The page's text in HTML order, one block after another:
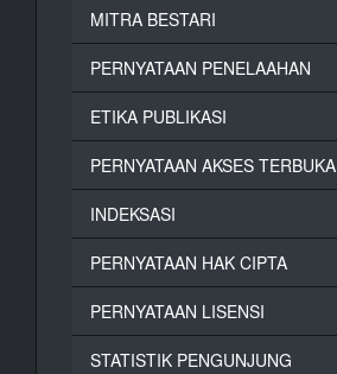
MITRA BESTARI
PERNYATAAN PENELAAHAN
ETIKA PUBLIKASI
PERNYATAAN AKSES TERBUKA
INDEKSASI
PERNYATAAN HAK CIPTA
PERNYATAAN LISENSI
STATISTIK PENGUNJUNG